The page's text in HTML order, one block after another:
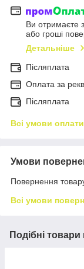
Ви отримаєте
або гроші
Детальніше
Післяплата
Оплата за
Післяплата
Всі умови оплати
Умови
Повернення
Всі умови
Подібні товари